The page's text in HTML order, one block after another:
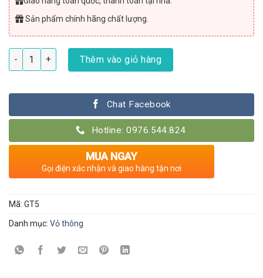
Sản phẩm chính hãng chất lượng.
Vỏ thông trồng hoa lan Bồ Đào Nha cao cấp size 1x2cm - 1kg
Thêm vào giỏ hàng
Chat Facebook
Hotline: 0976.544.824
MUA NGAY
Gọi điện xác nhận và giao hàng tận nơi
Mã: GT5
Danh mục: Vỏ thông